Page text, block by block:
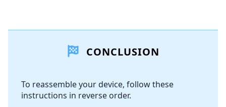
CONCLUSION
To reassemble your device, follow these
instructions in reverse order.